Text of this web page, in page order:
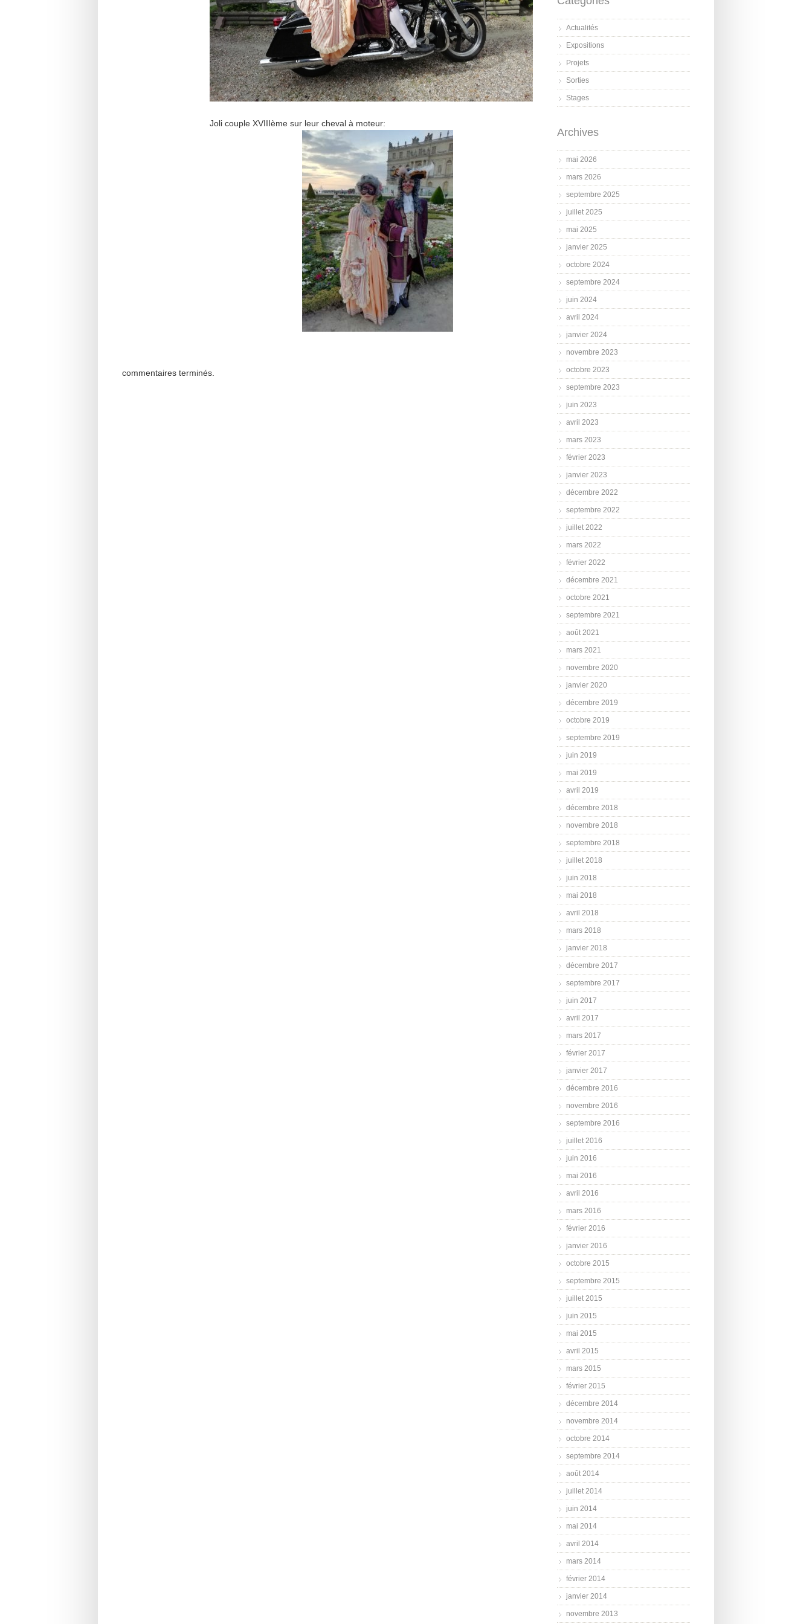
Joli couple XVIIIème sur leur cheval à moteur:
commentaires terminés.
Actualités
Expositions
Projets
Sorties
Stages
Archives
mai 2026
mars 2026
septembre 2025
juillet 2025
mai 2025
janvier 2025
octobre 2024
septembre 2024
juin 2024
avril 2024
janvier 2024
novembre 2023
octobre 2023
septembre 2023
juin 2023
avril 2023
mars 2023
février 2023
janvier 2023
décembre 2022
septembre 2022
juillet 2022
mars 2022
février 2022
décembre 2021
octobre 2021
septembre 2021
août 2021
mars 2021
novembre 2020
janvier 2020
décembre 2019
octobre 2019
septembre 2019
juin 2019
mai 2019
avril 2019
décembre 2018
novembre 2018
septembre 2018
juillet 2018
juin 2018
mai 2018
avril 2018
mars 2018
janvier 2018
décembre 2017
septembre 2017
juin 2017
avril 2017
mars 2017
février 2017
janvier 2017
décembre 2016
novembre 2016
septembre 2016
juillet 2016
juin 2016
mai 2016
avril 2016
mars 2016
février 2016
janvier 2016
octobre 2015
septembre 2015
juillet 2015
juin 2015
mai 2015
avril 2015
mars 2015
février 2015
décembre 2014
novembre 2014
octobre 2014
septembre 2014
août 2014
juillet 2014
juin 2014
mai 2014
avril 2014
mars 2014
février 2014
janvier 2014
novembre 2013